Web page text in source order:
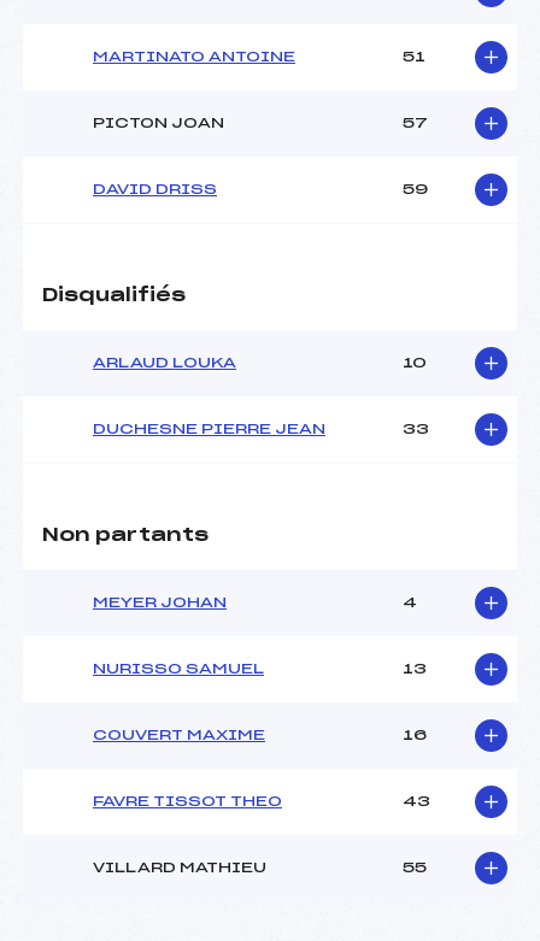
MARTINATO ANTOINE 51
PICTON JOAN 57
DAVID DRISS 59
Disqualifiés
ARLAUD LOUKA 10
DUCHESNE PIERRE JEAN 33
Non partants
MEYER JOHAN 4
NURISSO SAMUEL 13
COUVERT MAXIME 16
FAVRE TISSOT THEO 43
VILLARD MATHIEU 55